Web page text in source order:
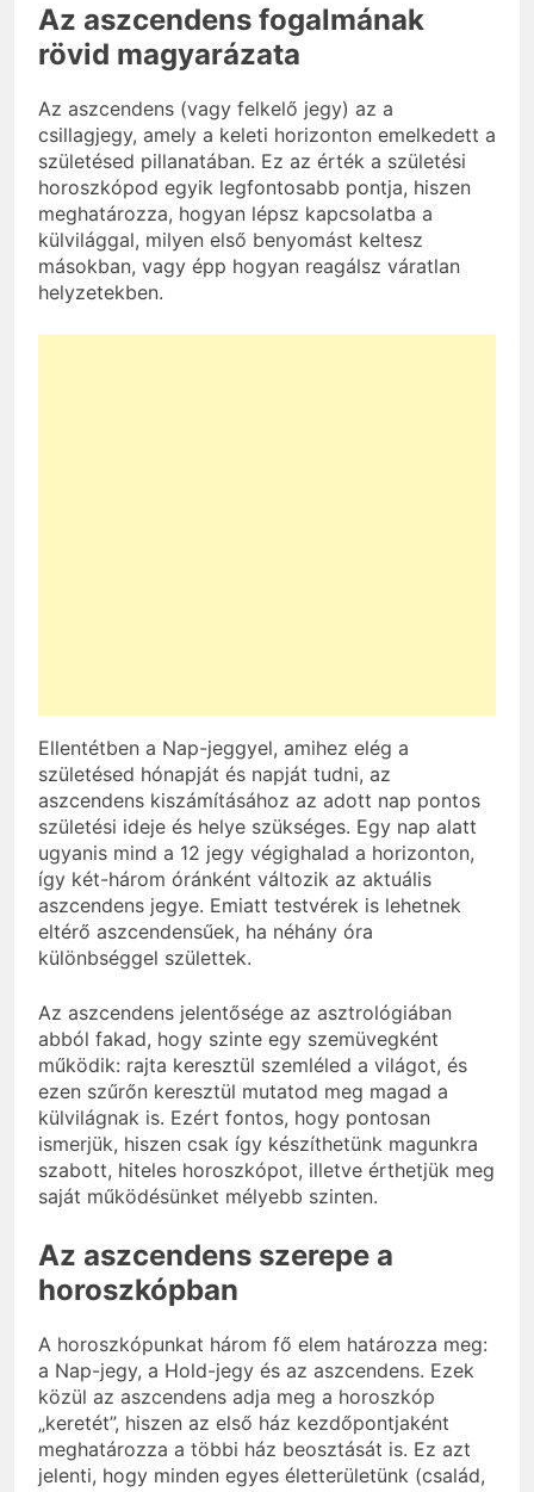
Az aszcendens fogalmának
rövid magyarázata
Az aszcendens (vagy felkelő jegy) az a
csillagjegy, amely a keleti horizonton emelkedett a
születésed pillanatában. Ez az érték a születési
horoszkópod egyik legfontosabb pontja, hiszen
meghatározza, hogyan lépsz kapcsolatba a
külvilággal, milyen első benyomást keltesz
másokban, vagy épp hogyan reagálsz váratlan
helyzetekben.
Ellentétben a Nap-jeggyel, amihez elég a
születésed hónapját és napját tudni, az
aszcendens kiszámításához az adott nap pontos
születési ideje és helye szükséges. Egy nap alatt
ugyanis mind a 12 jegy végighalad a horizonton,
így két-három óránként változik az aktuális
aszcendens jegye. Emiatt testvérek is lehetnek
eltérő aszcendensűek, ha néhány óra
különbséggel születtek.
Az aszcendens jelentősége az asztrológiában
abból fakad, hogy szinte egy szemüvegként
működik: rajta keresztül szemléled a világot, és
ezen szűrőn keresztül mutatod meg magad a
külvilágnak is. Ezért fontos, hogy pontosan
ismerjük, hiszen csak így készíthetünk magunkra
szabott, hiteles horoszkópot, illetve érthetjük meg
saját működésünket mélyebb szinten.
Az aszcendens szerepe a
horoszkópban
A horoszkópunkat három fő elem határozza meg:
a Nap-jegy, a Hold-jegy és az aszcendens. Ezek
közül az aszcendens adja meg a horoszkóp
„keretét”, hiszen az első ház kezdőpontjaként
meghatározza a többi ház beosztását is. Ez azt
jelenti, hogy minden egyes életterületünk (család,